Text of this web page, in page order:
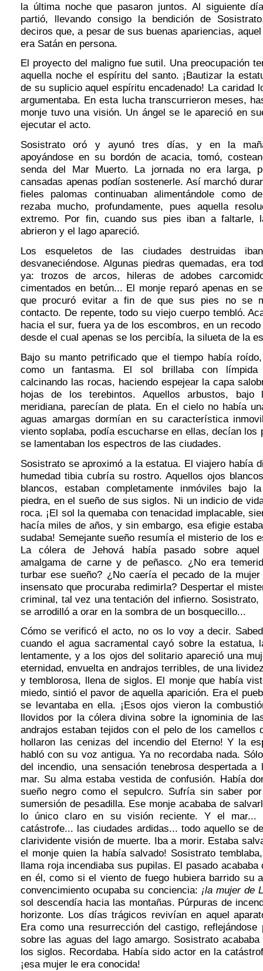
la última noche que pasaron juntos. Al siguiente
partió, llevando consigo la bendición de
deciros que, a pesar de sus buenas apariencias,
era Satán en persona.
El proyecto del maligno fue sutil. Una preocupación
aquella noche el espíritu del santo. ¡Bautizar la
de su suplicio aquel espíritu encadenado! La caridad
argumentaba. En esta lucha transcurrieron meses,
monje tuvo una visión. Un ángel se le apareció en
ejecutar el acto.
Sosistrato oró y ayunó tres días, y en la
apoyándose en su bordón de acacia, tomó,
senda del Mar Muerto. La jornada no era larga,
cansadas apenas podían sostenerle. Así marchó
fieles palomas continuaban alimentándole como
rezaba mucho, profundamente, pues aquella
extremo. Por fin, cuando sus pies iban a faltarle,
abrieron y el lago apareció.
Los esqueletos de las ciudades destruidas
desvaneciéndose. Algunas piedras quemadas, era
ya: trozos de arcos, hileras de adobes
cimentados en betún... El monje reparó apenas en
que procuró evitar a fin de que sus pies no se
contacto. De repente, todo su viejo cuerpo tembló.
hacia el sur, fuera ya de los escombros, en un
desde el cual apenas se los percibía, la silueta de la
Bajo su manto petrificado que el tiempo había
como un fantasma. El sol brillaba con límpida
calcinando las rocas, haciendo espejear la capa
hojas de los terebintos. Aquellos arbustos, bajo
meridiana, parecían de plata. En el cielo no había
aguas amargas dormían en su característica
viento soplaba, podía escucharse en ellas, decían los
se lamentaban los espectros de las ciudades.
Sosistrato se aproximó a la estatua. El viajero había
humedad tibia cubría su rostro. Aquellos ojos
blancos, estaban completamente inmóviles bajo
piedra, en el sueño de sus siglos. Ni un indicio de
roca. ¡El sol la quemaba con tenacidad implacable,
hacía miles de años, y sin embargo, esa efigie
sudaba! Semejante sueño resumía el misterio de los
La cólera de Jehová había pasado sobre aquel
amalgama de carne y de peñasco. ¿No era
turbar ese sueño? ¿No caería el pecado de la
insensato que procuraba redimirla? Despertar el
criminal, tal vez una tentación del infierno. Sosistrato,
se arrodilló a orar en la sombra de un bosquecillo...
Cómo se verificó el acto, no os lo voy a decir.
cuando el agua sacramental cayó sobre la estatua,
lentamente, y a los ojos del solitario apareció una
eternidad, envuelta en andrajos terribles, de una
y temblorosa, llena de siglos. El monje que había
miedo, sintió el pavor de aquella aparición. Era el
se levantaba en ella. ¡Esos ojos vieron la
llovidos por la cólera divina sobre la ignominia de
andrajos estaban tejidos con el pelo de los camellos
hollaron las cenizas del incendio del Eterno! Y la
habló con su voz antigua. Ya no recordaba nada.
del incendio, una sensación tenebrosa despertada
mar. Su alma estaba vestida de confusión. Había
sueño negro como el sepulcro. Sufría sin saber
sumersión de pesadilla. Ese monje acababa de
lo único claro en su visión reciente. Y el mar...
catástrofe... las ciudades ardidas... todo aquello se
clarividente visión de muerte. Iba a morir. Estaba
el monje quien la había salvado! Sosistrato
llama roja incendiaba sus pupilas. El pasado acababa
en él, como si el viento de fuego hubiera barrido su
convencimiento ocupaba su conciencia: ¡la mujer de
sol descendía hacia las montañas. Púrpuras de
horizonte. Los días trágicos revivían en aquel
Era como una resurrección del castigo, reflejándose
sobre las aguas del lago amargo. Sosistrato
los siglos. Recordaba. Había sido actor en la
¡esa mujer le era conocida!